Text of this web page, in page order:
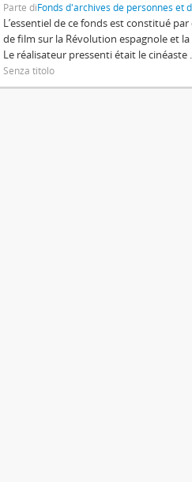
Parte diFonds d'archives de personnes et
L’essentiel de ce fonds est constitué
de film sur la Révolution espagnole et la
Le réalisateur pressenti était le cinéaste
Senza titolo